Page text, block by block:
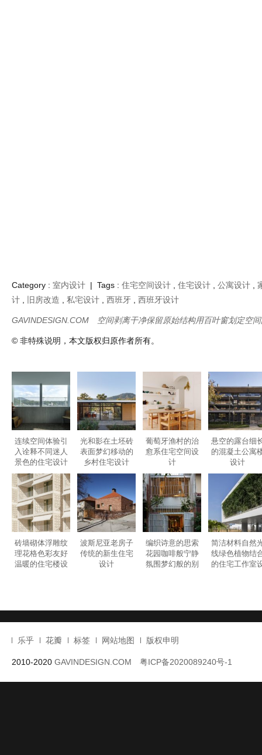
Category : 室内设计| Tags :住宅空间设计, 住宅设计,公寓设计,
计,旧房改造,私宅设计,西班牙, 西班牙设计
GAVINDESIGN.COM 空间剥离干净保留原始结构用百叶窗划定空
© 非特殊说明，本文版权归原作者所有。
连续空间体验引
入诠释不同迷人
景色的住宅设计
光和影在土坯砖
表面梦幻移动的
乡村住宅设计
葡萄牙渔村的治
愈系住宅空间设
计
悬空的露台细
的混凝土公寓
设计
理花格色彩友好
计
传统的新生住宅
花园咖啡般宁静
墅设计
线绿色植物结
计